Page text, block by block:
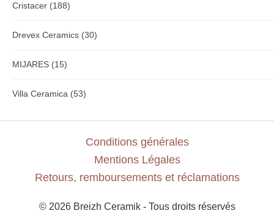
Cristacer (188)
Drevex Ceramics (30)
MIJARES (15)
Villa Ceramica (53)
Conditions générales
Mentions Légales
Retours, remboursements et réclamations
© 2026 Breizh Ceramik - Tous droits réservés